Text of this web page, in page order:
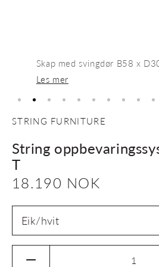
Skap med svingdør B58 x
Les mer
STRING FURNITURE
String
T
Vanlig
pris
18.190 NOK